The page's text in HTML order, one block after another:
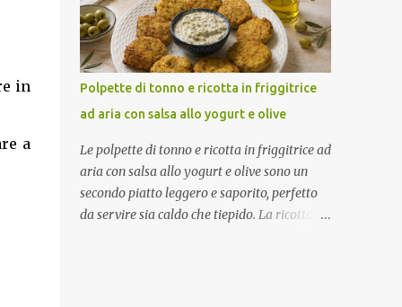
in
a
conquista subito. Come ottenere costine
morbide e saporite Per un risultato perfetto:
Lascia marinare bene la carne Condisci con
aromi prima della cottura Preriscalda la
friggitrice Gira le costine a metà tempo In
questo modo resteranno tenere e ben cotte.
Ingredienti (2 persone) 800 g di costine di
maiale Salsa barbecue q.b. Sale q.b. Pepe q.b.
Rosmarino secco q.b. Finocchietto secco q.b.
Procedimento Marinatura Metti le costine in
Polpette di tonno e ricotta in friggitrice
ad aria con salsa allo yogurt e olive
Le polpette di tonno e ricotta in friggitrice ad
aria con salsa allo yogurt e olive sono un
secondo piatto leggero e saporito, perfetto
da servire sia caldo che tiepido. La ricotta